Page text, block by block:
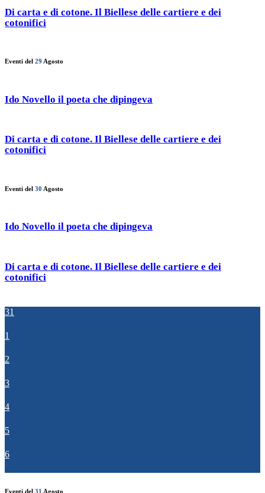
Di carta e di cotone. Il Biellese delle cartiere e dei
cotonifici
Eventi del 29 Agosto
Ido Novello il poeta che dipingeva
Di carta e di cotone. Il Biellese delle cartiere e dei
cotonifici
Eventi del 30 Agosto
Ido Novello il poeta che dipingeva
Di carta e di cotone. Il Biellese delle cartiere e dei
cotonifici
31
1
2
3
4
5
6
Eventi del 31 Agosto